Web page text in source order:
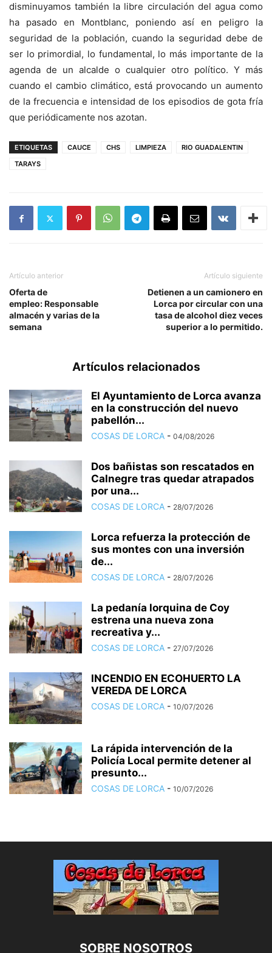
disminuyamos también la libre circulación del agua como
ha pasado en Montblanc, poniendo así en peligro la
seguridad de la población, cuando la seguridad debe de
ser lo primordial, lo fundamental, lo más importante de la
agenda de un alcalde o cualquier otro político. Y más
cuando el cambio climático, está provocando un aumento
de la frecuencia e intensidad de los episodios de gota fría
que periódicamente nos azotan.
ETIQUETAS CAUCE CHS LIMPIEZA
RIO GUADALENTIN
TARAYS
Artículo anterior
Oferta de
empleo: Responsable
almacén y varias de la
semana
Artículo siguiente
Detienen a un camionero en
Lorca por circular con una
tasa de alcohol diez veces
superior a lo permitido.
Artículos relacionados
El Ayuntamiento de Lorca avanza
en la construcción del nuevo
pabellón...
COSAS DE LORCA - 04/08/2026
Dos bañistas son rescatados en
Calnegre tras quedar atrapados
por una...
COSAS DE LORCA - 28/07/2026
Lorca refuerza la protección de
sus montes con una inversión
de...
COSAS DE LORCA - 28/07/2026
La pedanía lorquina de Coy
estrena una nueva zona
recreativa y...
COSAS DE LORCA - 27/07/2026
INCENDIO EN ECOHUERTO LA
VEREDA DE LORCA
COSAS DE LORCA - 10/07/2026
La rápida intervención de la
Policía Local permite detener al
presunto...
COSAS DE LORCA - 10/07/2026
SOBRE NOSOTROS